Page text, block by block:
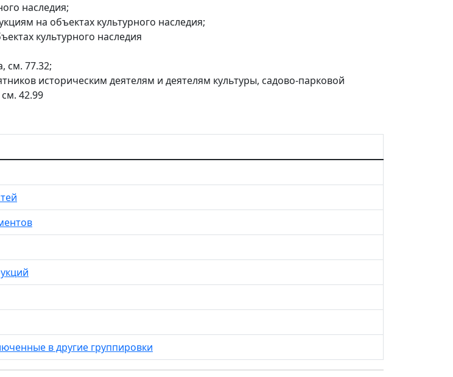
наследия;
на объектах культурного наследия;
культурного наследия
см. 77.32;
историческим деятелям и деятелям культуры, садово-парковой
42.99
в другие группировки